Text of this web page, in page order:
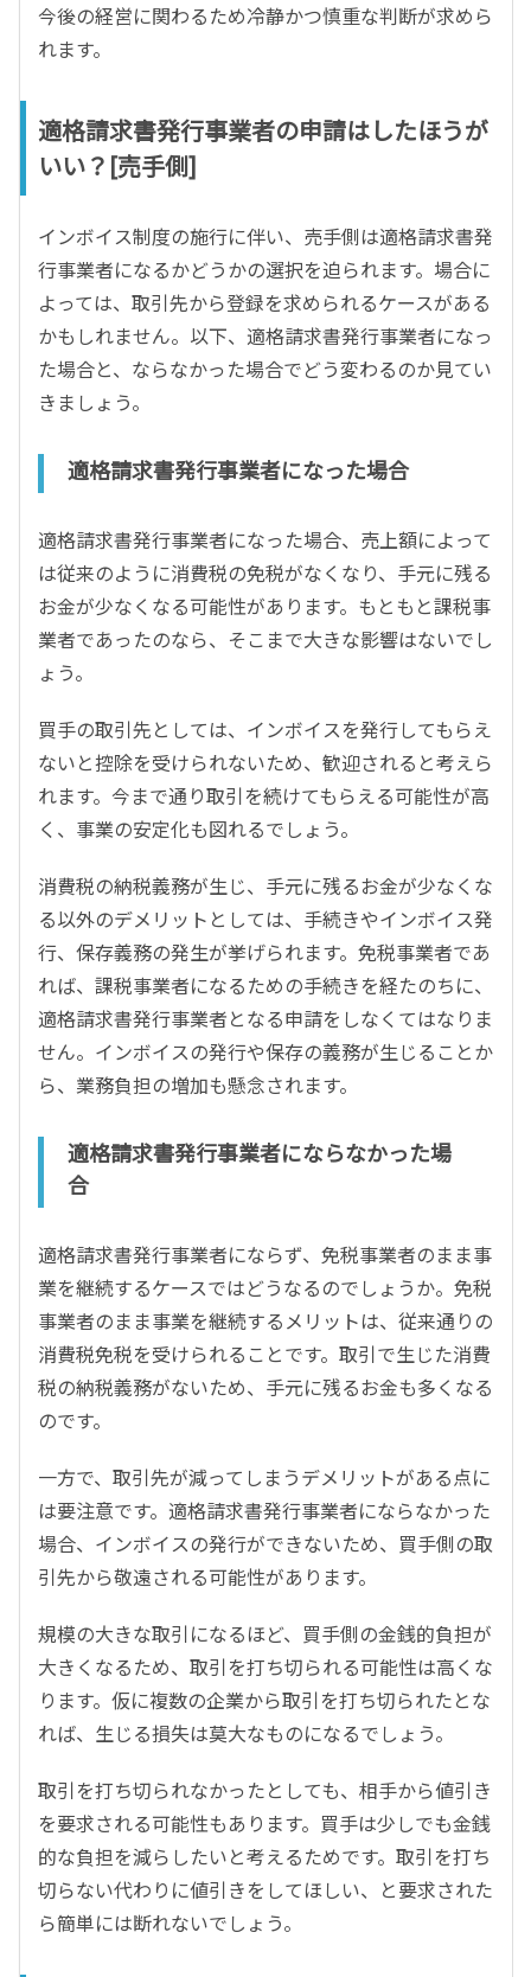
今後の経営に関わるため冷静かつ慎重な判断が求めら
れます。
適格請求書発行事業者の申請はしたほうが
いい？[売手側]
インボイス制度の施行に伴い、売手側は適格請求書発
行事業者になるかどうかの選択を迫られます。場合に
よっては、取引先から登録を求められるケースがある
かもしれません。以下、適格請求書発行事業者になっ
た場合と、ならなかった場合でどう変わるのか見てい
きましょう。
適格請求書発行事業者になった場合
適格請求書発行事業者になった場合、売上額によって
は従来のように消費税の免税がなくなり、手元に残る
お金が少なくなる可能性があります。もともと課税事
業者であったのなら、そこまで大きな影響はないでし
ょう。
買手の取引先としては、インボイスを発行してもらえ
ないと控除を受けられないため、歓迎されると考えら
れます。今まで通り取引を続けてもらえる可能性が高
く、事業の安定化も図れるでしょう。
消費税の納税義務が生じ、手元に残るお金が少なくな
る以外のデメリットとしては、手続きやインボイス発
行、保存義務の発生が挙げられます。免税事業者であ
れば、課税事業者になるための手続きを経たのちに、
適格請求書発行事業者となる申請をしなくてはなりま
せん。インボイスの発行や保存の義務が生じることか
ら、業務負担の増加も懸念されます。
適格請求書発行事業者にならなかった場
合
適格請求書発行事業者にならず、免税事業者のまま事
業を継続するケースではどうなるのでしょうか。免税
事業者のまま事業を継続するメリットは、従来通りの
消費税免税を受けられることです。取引で生じた消費
税の納税義務がないため、手元に残るお金も多くなる
のです。
一方で、取引先が減ってしまうデメリットがある点に
は要注意です。適格請求書発行事業者にならなかった
場合、インボイスの発行ができないため、買手側の取
引先から敬遠される可能性があります。
規模の大きな取引になるほど、買手側の金銭的負担が
大きくなるため、取引を打ち切られる可能性は高くな
ります。仮に複数の企業から取引を打ち切られたとな
れば、生じる損失は莫大なものになるでしょう。
取引を打ち切られなかったとしても、相手から値引き
を要求される可能性もあります。買手は少しでも金銭
的な負担を減らしたいと考えるためです。取引を打ち
切らない代わりに値引きをしてほしい、と要求された
ら簡単には断れないでしょう。